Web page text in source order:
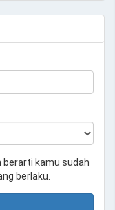
berarti kamu sudah
berlaku.